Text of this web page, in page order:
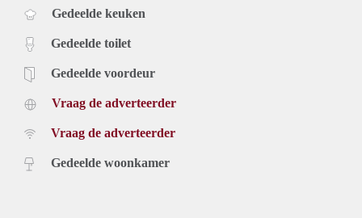
Gedeelde keuken
Gedeelde toilet
Gedeelde voordeur
Vraag de adverteerder
Vraag de adverteerder
Gedeelde woonkamer